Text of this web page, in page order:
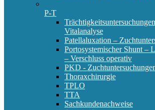
P-T
Vitalanalyse
Patellaluxation –
Portosystemischer Shunt –
– Verschluss operativ
PKD -
Thoraxchirurgie
TPLO
TTA
Sachkundenachweise